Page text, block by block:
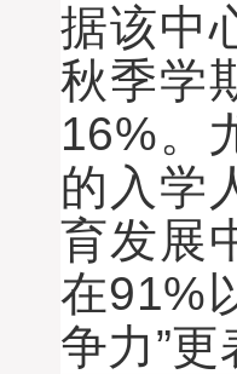
据该中
秋季学
16%。
的入学
育发展
在91%
争力”更